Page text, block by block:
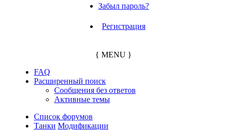
Забыл пароль?
Регистрация
{ MENU }
FAQ
Расширенный поиск
Сообщения без ответов
Активные темы
Список форумов
Танки Модификации